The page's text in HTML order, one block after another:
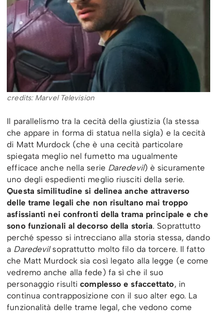
credits: Marvel Television
Il parallelismo tra la cecità della giustizia (la stessa
che appare in forma di statua nella sigla) e la cecità
di Matt Murdock (che è una cecità particolare
spiegata meglio nel fumetto ma ugualmente
efficace anche nella serie Daredevil) è sicuramente
uno degli espedienti meglio riusciti della serie.
Questa similitudine si delinea anche attraverso
delle trame legali che non risultano mai troppo
asfissianti nei confronti della trama principale e che
sono funzionali al decorso della storia. Soprattutto
perché spesso si intrecciano alla storia stessa, dando
a Daredevil soprattutto molto filo da torcere. Il fatto
che Matt Murdock sia così legato alla legge (e come
vedremo anche alla fede) fa sì che il suo
personaggio risulticomplesso e sfaccettato, in
continua contrapposizione con il suo alter ego. La
funzionalità delle trame legal, che vedono come